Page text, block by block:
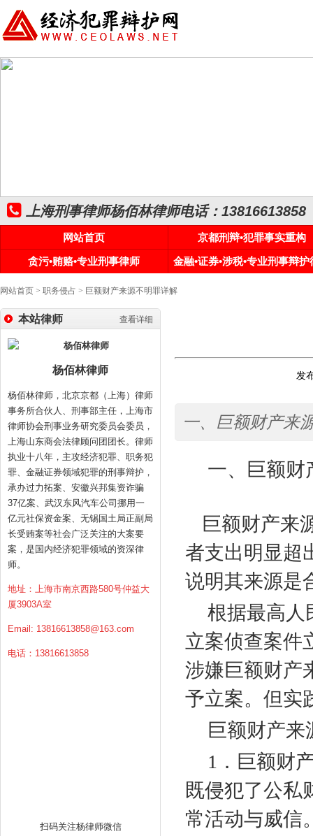
上海刑事律师杨佰林律师电话：13816613858
网站首页
京都刑辩•犯罪事实重构
贪污•贿赂•专业刑事律师
金融•证券•涉税•专业刑事辩护
网站首页 > 职务侵占 > 巨额财产来源不明罪详解
查看详细
本站律师
杨佰林律师
杨佰林律师，北京京都（上海）律师
事务所合伙人、刑事部主任，上海市
律师协会刑事业务研究委员会委员，
上海山东商会法律顾问团团长。律师
执业十八年，主攻经济犯罪、职务犯
罪、金融证券领域犯罪的刑事辩护，
承办过力拓案、安徽兴邦集资诈骗
37亿案、武汉东风汽车公司挪用一
亿元社保资金案、无锡国土局正副局
长受贿案等社会广泛关注的大案要
案，是国内经济犯罪领域的资深律
师。
地址：上海市南京西路580号仲益大
厦3903A室
Email: 13816613858@163.com
电话：13816613858
扫码关注杨律师微信
发
一、巨额财产来
一、巨额财
巨额财产来
者支出明显超
说明其来源是
根据最高人
立案侦查案件
涉嫌巨额财产
予立案。但实
巨额财产
1 ．巨额财
既侵犯了公私
常活动与威信